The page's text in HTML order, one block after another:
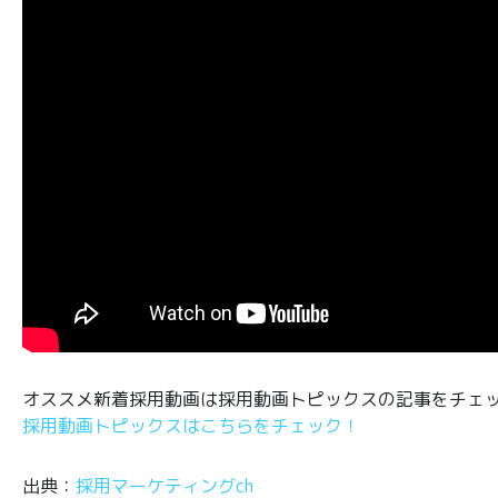
オススメ新着採用動画は採用動画トピックスの記事をチェ
採用動画トピックスはこちらをチェック！
出典： 採用マーケティングch